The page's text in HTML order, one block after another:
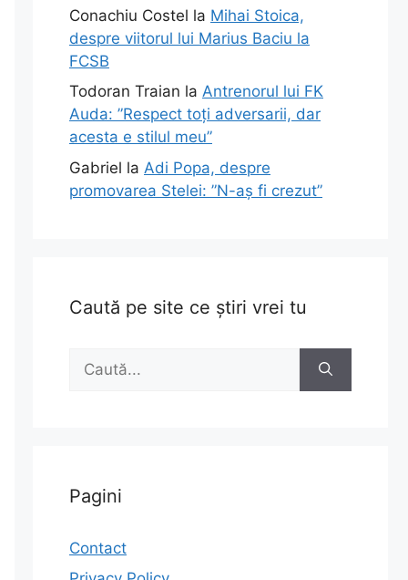
Conachiu Costel la Mihai Stoica,
despre viitorul lui Marius Baciu la
FCSB
Todoran Traian la Antrenorul lui FK
Auda: ”Respect toți adversarii, dar
acesta e stilul meu”
Gabriel la Adi Popa, despre
promovarea Stelei: ”N-aș fi crezut”
Caută pe site ce știri vrei tu
după:
Pagini
Contact